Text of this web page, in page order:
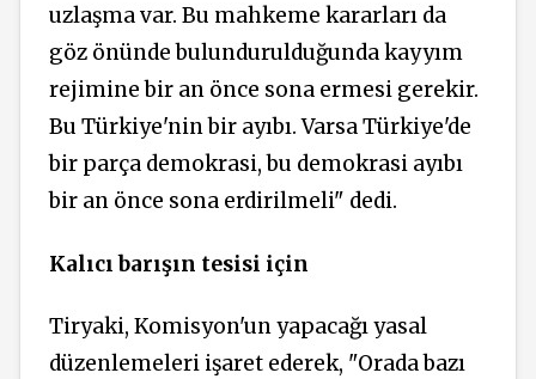
uzlaşma var. Bu mahkeme kararları da
göz önünde bulundurulduğunda kayyım
rejimine bir an önce sona ermesi gerekir.
Bu Türkiye'nin bir ayıbı. Varsa Türkiye'de
bir parça demokrasi, bu demokrasi ayıbı
bir an önce sona erdirilmeli" dedi.
Kalıcı barışın tesisi için
Tiryaki, Komisyon'un yapacağı yasal
düzenlemeleri işaret ederek, "Orada bazı